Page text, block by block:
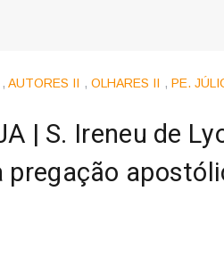
, AUTORES II , OLHARES II , PE.
| S. Ireneu de
pregação